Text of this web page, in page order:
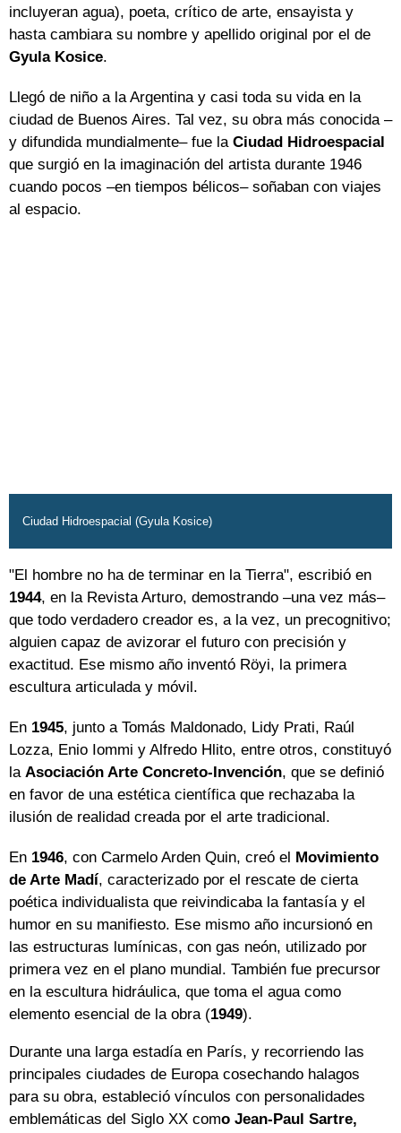
incluyeran agua), poeta, crítico de arte, ensayista y
hasta cambiara su nombre y apellido original por el de
Gyula Kosice.
Llegó de niño a la Argentina y casi toda su vida en la
ciudad de Buenos Aires. Tal vez, su obra más conocida –
y difundida mundialmente– fue la Ciudad Hidroespacial
que surgió en la imaginación del artista durante 1946
cuando pocos –en tiempos bélicos– soñaban con viajes
al espacio.
Ciudad Hidroespacial (Gyula Kosice)
"El hombre no ha de terminar en la Tierra", escribió en
1944, en la Revista Arturo, demostrando –una vez más–
que todo verdadero creador es, a la vez, un precognitivo;
alguien capaz de avizorar el futuro con precisión y
exactitud. Ese mismo año inventó Röyi, la primera
escultura articulada y móvil.
En 1945, junto a Tomás Maldonado, Lidy Prati, Raúl
Lozza, Enio Iommi y Alfredo Hlito, entre otros, constituyó
la Asociación Arte Concreto-Invención, que se definió
en favor de una estética científica que rechazaba la
ilusión de realidad creada por el arte tradicional.
En 1946, con Carmelo Arden Quin, creó el
Movimiento
de Arte Madí, caracterizado por el rescate de cierta
poética individualista que reivindicaba la fantasía y el
humor en su manifiesto. Ese mismo año incursionó en
las estructuras lumínicas, con gas neón, utilizado por
primera vez en el plano mundial. También fue precursor
en la escultura hidráulica, que toma el agua como
elemento esencial de la obra (1949).
Durante una larga estadía en París, y recorriendo las
principales ciudades de Europa cosechando halagos
para su obra, estableció vínculos con personalidades
emblemáticas del Siglo XX como Jean-Paul Sartre,